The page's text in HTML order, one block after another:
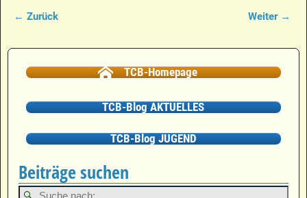
← Zurück Weiter →
TCB-Homepage
TCB-Blog AKTUELLES
TCB-Blog JUGEND
Beiträge suchen